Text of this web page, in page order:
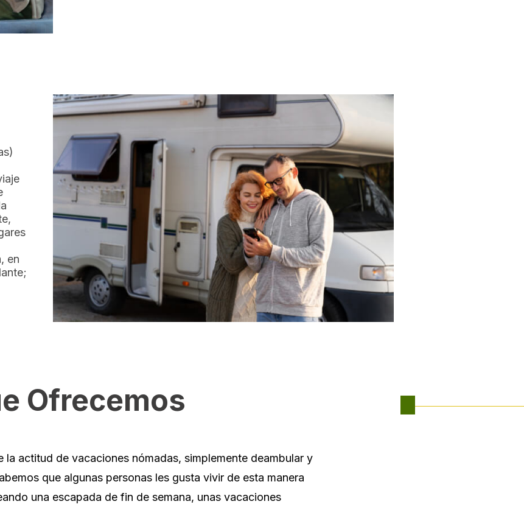
en
Ofrecemos
la actitud de vacaciones nómadas, simplemente deambular y
que algunas personas les gusta vivir de esta manera
una escapada de fin de semana, unas vacaciones